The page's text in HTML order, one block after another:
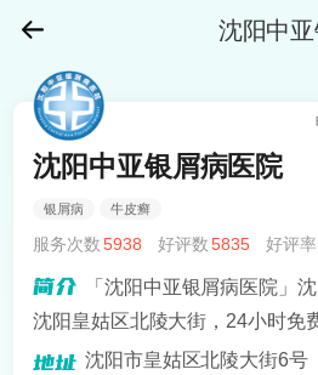
沈阳中
沈阳中亚银屑病医院
银屑病 牛皮癣
服务次数 5938 好评数 5835 好评率
「沈阳中亚银屑病医院」
沈阳皇姑区北陵大街，24小时免
189-9569！沈阳中亚在“recell黑
沈阳市皇姑区北陵大街6号